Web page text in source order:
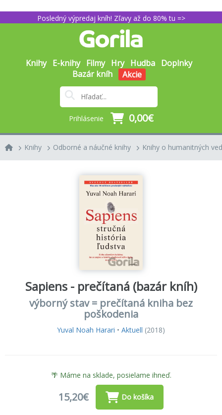
Posledný výpredaj kníh! Zľavy až do 80% tu =>
Knihy E-knihy Filmy Hry Hudba Doplnky
Bazár kníh
Akcie
Prihlásenie 0,00€
Knihy Odborné a náučné knihy Knihy o humanitných
Sapiens - prečítaná (bazár kníh)
výborný stav = prečítaná kniha bez
poškodenia
Yuval Noah Harari • Aktuell (2018)
🌴 Máme na sklade, posielame ihneď.
15,20€ Do košíka